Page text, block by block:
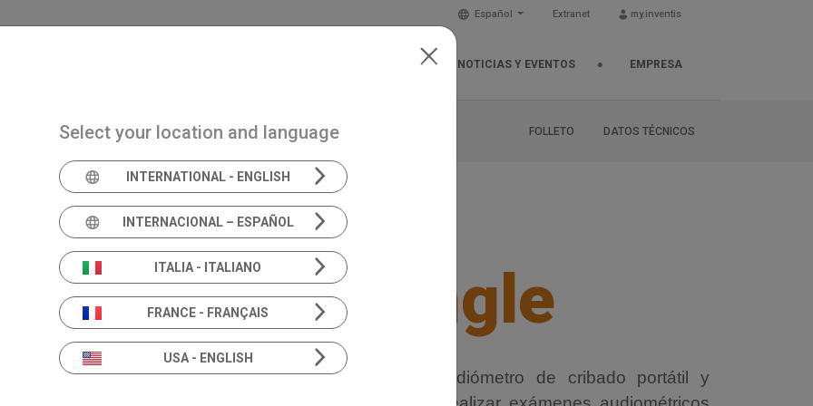
Español Extranet my.inventis
NOTICIAS Y EVENTOS EMPRESA
FOLLETO DATOS TÉCNICOS
Triangle
Triangle es un audiómetro de cribado portátil y
Select your location and language
INTERNATIONAL - ENGLISH
INTERNACIONAL – ESPAÑOL
ITALIA - ITALIANO
FRANCE - FRANÇAIS
USA - ENGLISH